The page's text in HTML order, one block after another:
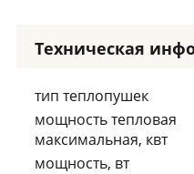
Техническая
тип теплопушек
мощность тепловая
максимальная, квт
мощность, вт